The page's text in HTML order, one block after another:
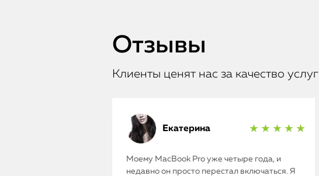
Отзывы
Клиенты ценят нас за качество услуг
Екатерина ★ ★ ★ ★ ★
Моему MacBook Pro уже четыре года, и
недавно он просто перестал включаться. Я